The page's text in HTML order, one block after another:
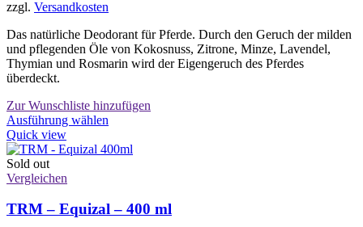
zzgl. Versandkosten
Das natürliche Deodorant für Pferde. Durch den Geruch der milden
und pflegenden Öle von Kokosnuss, Zitrone, Minze, Lavendel,
Thymian und Rosmarin wird der Eigengeruch des Pferdes
überdeckt.
Zur Wunschliste hinzufügen
Ausführung wählen
weist
Die
Quick view
Sold out
Vergleichen
TRM – Equizal – 400 ml